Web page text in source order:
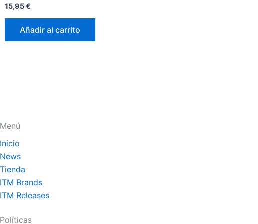
Valorado
con
0
15,95€
Añadir al carrito
Menú
Inicio
News
Tienda
ITM Brands
ITM Releases
Políticas